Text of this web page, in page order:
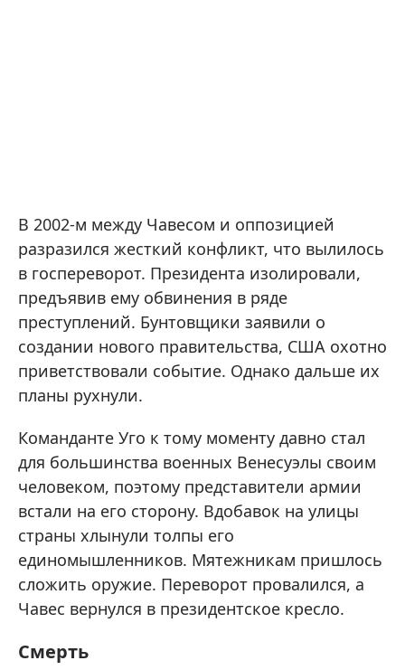
В 2002-м между Чавесом и оппозицией
разразился жесткий конфликт, что вылилось
в госпереворот. Президента изолировали,
предъявив ему обвинения в ряде
преступлений. Бунтовщики заявили о
создании нового правительства, США охотно
приветствовали событие. Однако дальше их
планы рухнули.
Команданте Уго к тому моменту давно стал
для большинства военных Венесуэлы своим
человеком, поэтому представители армии
встали на его сторону. Вдобавок на улицы
страны хлынули толпы его
единомышленников. Мятежникам пришлось
сложить оружие. Переворот провалился, а
Чавес вернулся в президентское кресло.
Смерть